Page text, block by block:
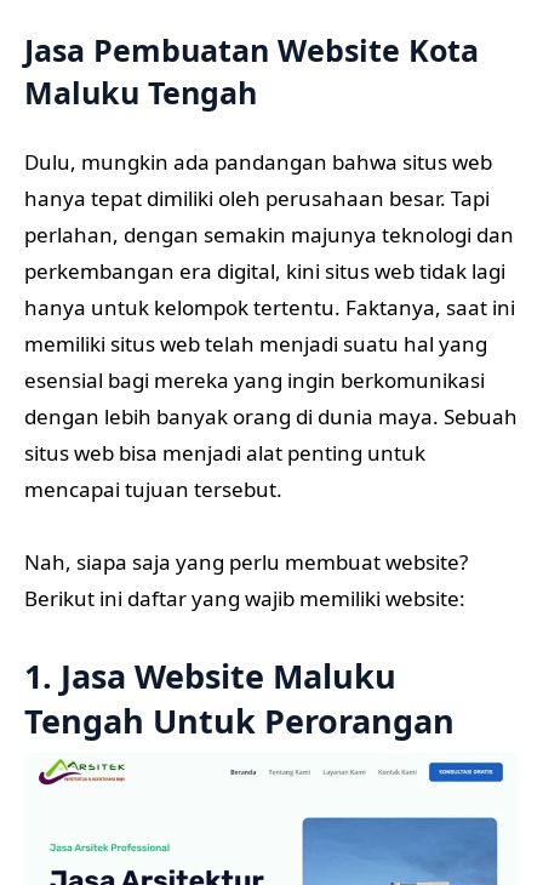
Jasa Pembuatan Website Kota
Maluku Tengah
Dulu, mungkin ada pandangan bahwa situs web
hanya tepat dimiliki oleh perusahaan besar. Tapi
perlahan, dengan semakin majunya teknologi dan
perkembangan era digital, kini situs web tidak lagi
hanya untuk kelompok tertentu. Faktanya, saat ini
memiliki situs web telah menjadi suatu hal yang
esensial bagi mereka yang ingin berkomunikasi
dengan lebih banyak orang di dunia maya. Sebuah
situs web bisa menjadi alat penting untuk
mencapai tujuan tersebut.
Nah, siapa saja yang perlu membuat website?
Berikut ini daftar yang wajib memiliki website:
1. Jasa Website Maluku
Tengah Untuk Perorangan